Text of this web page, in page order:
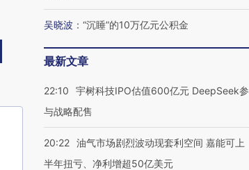
吴晓波 ： “沉睡”的10万亿元公积金
最新文章
22:10
宇树科技IPO估值600亿元 DeepSeek参
与战略配售
20:22 油气市场剧烈波动现套利空间 嘉能可上
半年扭亏、净利增超50亿美元